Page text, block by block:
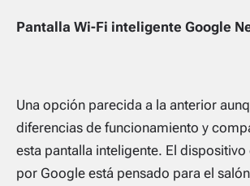
Pantalla Wi-Fi inteligente Google
Una opción parecida a la anterior
diferencias de funcionamiento y
esta pantalla inteligente. El
por Google está pensado para el